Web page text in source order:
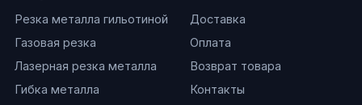
Резка металла гильотиной
Газовая резка
Лазерная резка металла
Гибка металла
Доставка
Оплата
Возврат товара
Контакты